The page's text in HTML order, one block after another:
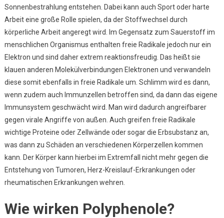
Sonnenbestrahlung entstehen. Dabei kann auch Sport oder harte
Arbeit eine große Rolle spielen, da der Stoffwechsel durch
körperliche Arbeit angeregt wird. Im Gegensatz zum Sauerstoff im
menschlichen Organismus enthalten freie Radikale jedoch nur ein
Elektron und sind daher extrem reaktionsfreudig. Das heißt sie
klauen anderen Molekülverbindungen Elektronen und verwandeln
diese somit ebenfalls in freie Radikale um. Schlimm wird es dann,
wenn zudem auch Immunzellen betroffen sind, da dann das eigene
Immunsystem geschwächt wird. Man wird dadurch angreifbarer
gegen virale Angriffe von außen. Auch greifen freie Radikale
wichtige Proteine oder Zellwände oder sogar die Erbsubstanz an,
was dann zu Schäden an verschiedenen Körperzellen kommen
kann. Der Körper kann hierbei im Extremfall nicht mehr gegen die
Entstehung von Tumoren, Herz-Kreislauf-Erkrankungen oder
rheumatischen Erkrankungen wehren.
Wie wirken Polyphenole?